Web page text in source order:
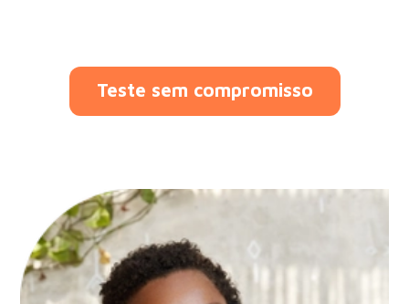
Teste sem compromisso